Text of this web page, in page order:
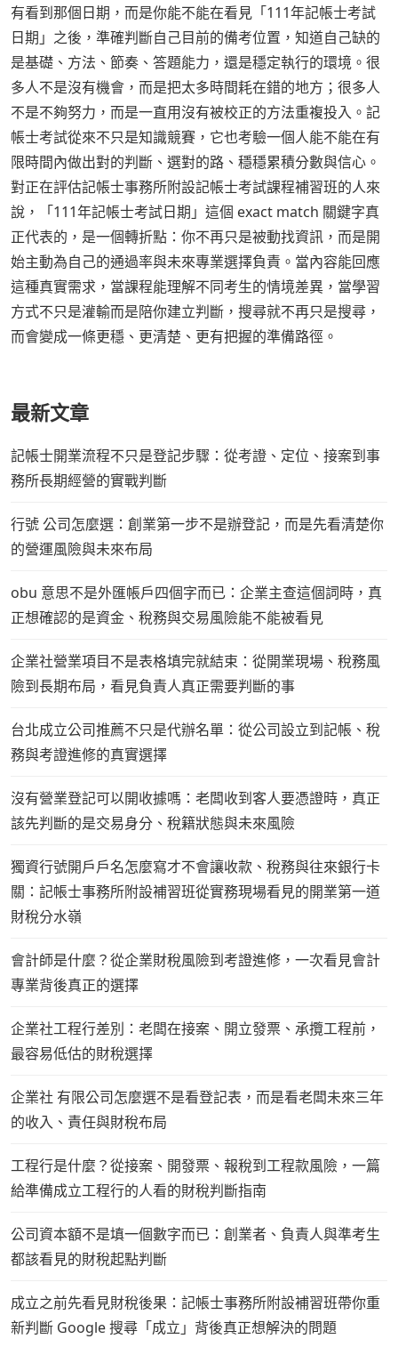
有看到那個日期，而是你能不能在看見「111年記帳士考試
日期」之後，準確判斷自己目前的備考位置，知道自己缺的
是基礎、方法、節奏、答題能力，還是穩定執行的環境。很
多人不是沒有機會，而是把太多時間耗在錯的地方；很多人
不是不夠努力，而是一直用沒有被校正的方法重複投入。記
帳士考試從來不只是知識競賽，它也考驗一個人能不能在有
限時間內做出對的判斷、選對的路、穩穩累積分數與信心。
對正在評估記帳士事務所附設記帳士考試課程補習班的人來
說，「111年記帳士考試日期」這個 exact match 關鍵字真
正代表的，是一個轉折點：你不再只是被動找資訊，而是開
始主動為自己的通過率與未來專業選擇負責。當內容能回應
這種真實需求，當課程能理解不同考生的情境差異，當學習
方式不只是灌輸而是陪你建立判斷，搜尋就不再只是搜尋，
而會變成一條更穩、更清楚、更有把握的準備路徑。
最新文章
記帳士開業流程不只是登記步驟：從考證、定位、接案到事
務所長期經營的實戰判斷
行號 公司怎麼選：創業第一步不是辦登記，而是先看清楚你
的營運風險與未來布局
obu 意思不是外匯帳戶四個字而已：企業主查這個詞時，真
正想確認的是資金、稅務與交易風險能不能被看見
企業社營業項目不是表格填完就結束：從開業現場、稅務風
險到長期布局，看見負責人真正需要判斷的事
台北成立公司推薦不只是代辦名單：從公司設立到記帳、稅
務與考證進修的真實選擇
沒有營業登記可以開收據嗎：老闆收到客人要憑證時，真正
該先判斷的是交易身分、稅籍狀態與未來風險
獨資行號開戶戶名怎麼寫才不會讓收款、稅務與往來銀行卡
關：記帳士事務所附設補習班從實務現場看見的開業第一道
財稅分水嶺
會計師是什麼？從企業財稅風險到考證進修，一次看見會計
專業背後真正的選擇
企業社工程行差別：老闆在接案、開立發票、承攬工程前，
最容易低估的財稅選擇
企業社 有限公司怎麼選不是看登記表，而是看老闆未來三年
的收入、責任與財稅布局
工程行是什麼？從接案、開發票、報稅到工程款風險，一篇
給準備成立工程行的人看的財稅判斷指南
公司資本額不是填一個數字而已：創業者、負責人與準考生
都該看見的財稅起點判斷
成立之前先看見財稅後果：記帳士事務所附設補習班帶你重
新判斷 Google 搜尋「成立」背後真正想解決的問題